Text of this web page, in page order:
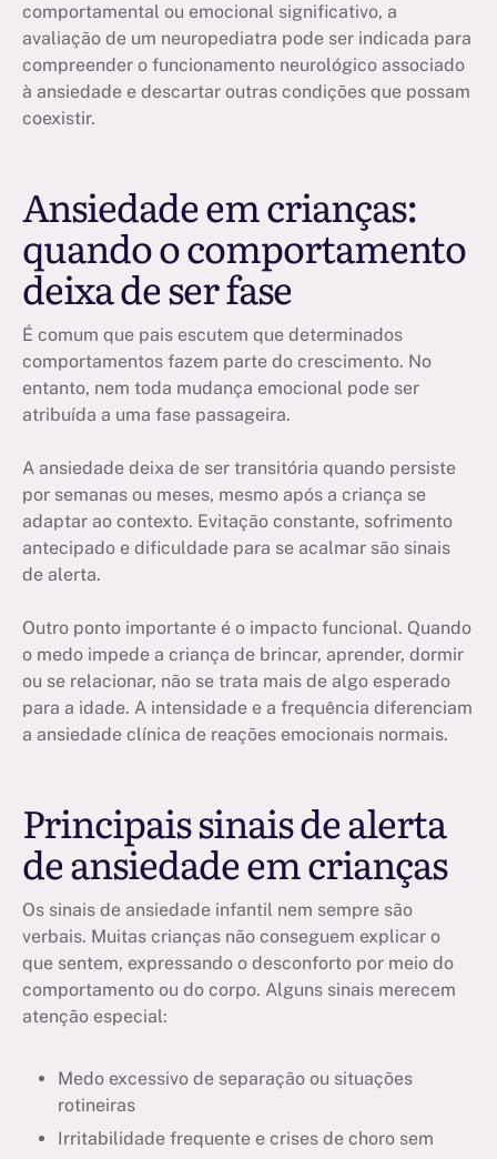
comportamental ou emocional significativo, a
avaliação de um neuropediatra pode ser indicada para
compreender o funcionamento neurológico associado
à ansiedade e descartar outras condições que possam
coexistir.
Ansiedade em crianças:
quando o comportamento
deixa de ser fase
É comum que pais escutem que determinados
comportamentos fazem parte do crescimento. No
entanto, nem toda mudança emocional pode ser
atribuída a uma fase passageira.
A ansiedade deixa de ser transitória quando persiste
por semanas ou meses, mesmo após a criança se
adaptar ao contexto. Evitação constante, sofrimento
antecipado e dificuldade para se acalmar são sinais
de alerta.
Outro ponto importante é o impacto funcional. Quando
o medo impede a criança de brincar, aprender, dormir
ou se relacionar, não se trata mais de algo esperado
para a idade. A intensidade e a frequência diferenciam
a ansiedade clínica de reações emocionais normais.
Principais sinais de alerta
de ansiedade em crianças
Os sinais de ansiedade infantil nem sempre são
verbais. Muitas crianças não conseguem explicar o
que sentem, expressando o desconforto por meio do
comportamento ou do corpo. Alguns sinais merecem
atenção especial:
Medo excessivo de separação ou situações
rotineiras
Irritabilidade frequente e crises de choro sem